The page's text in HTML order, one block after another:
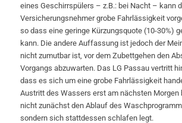
eines Geschirrspülers – z.B.: bei Nacht – kann
Versicherungsnehmer grobe Fahrlässigkeit
so dass eine geringe Kürzungsquote (10-30%)
kann. Die andere Auffassung ist jedoch der
nicht zumutbar ist, vor dem Zubettgehen den
Vorgangs abzuwarten. Das LG Passau vertritt
dass es sich um eine grobe Fahrlässigkeit
Austritt des Wassers erst am nächsten Morgen
nicht zunächst den Ablauf des
sondern sich stattdessen schlafen legt.